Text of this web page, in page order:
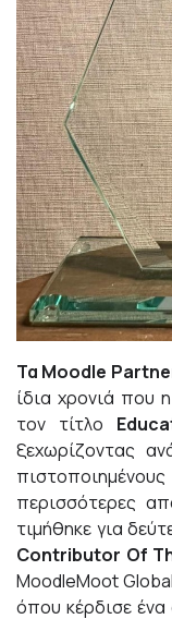
Τα Moodle
ίδια χρονιά που η
τον τίτλο E
ξεχωρίζοντας
περισσότερες
τιμήθηκε για
Contributor Of
MoodleMoot
όπου κέρδισε ένα